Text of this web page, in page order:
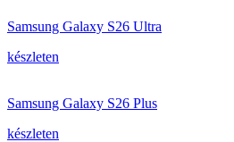
Samsung Galaxy S26 Ultra
készleten
Samsung Galaxy S26 Plus
készleten